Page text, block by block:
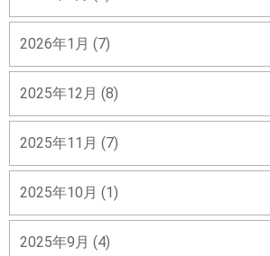
2026年1月 (7)
2025年12月 (8)
2025年11月 (7)
2025年10月 (1)
2025年9月 (4)